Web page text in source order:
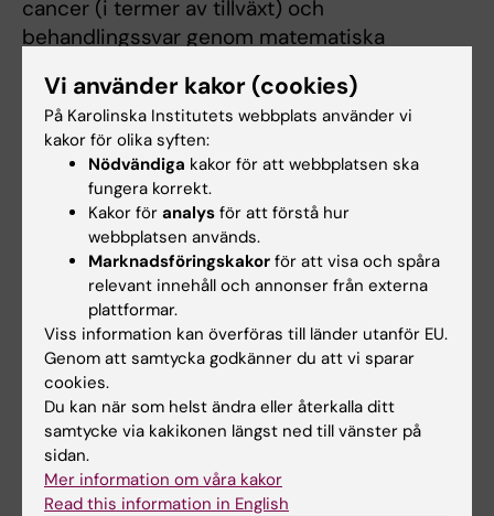
cancer (i termer av tillväxt) och
behandlingssvar genom matematiska
Avhandling
Integrative Analysis of Morphological and
Chemical Signatures for Understanding Drug
Perturbations in Diverse Cancer Cell
Models
”
Disputation
Fredag 6 februari 2026 klockan 9:30i
Inghesalen, Widerströmska huset,
Tomtebodavägen 18a.
Vi använder kakor (cookies)
På Karolinska Institutets webbplats använder vi
kakor för olika syften:
Nödvändiga kakor för att webbplatsen ska
fungera korrekt.
Kakor för analys för att förstå hur
webbplatsen används.
Marknadsföringskakor för att visa och spåra
relevant innehåll och annonser från externa
plattformar.
Viss information kan överföras till länder utanför EU.
Genom att samtycka godkänner du att vi sparar
cookies.
Du kan när som helst ändra eller återkalla ditt
samtycke via kakikonen längst ned till vänster på
sidan.
Mer information om våra kakor
Read this information in English